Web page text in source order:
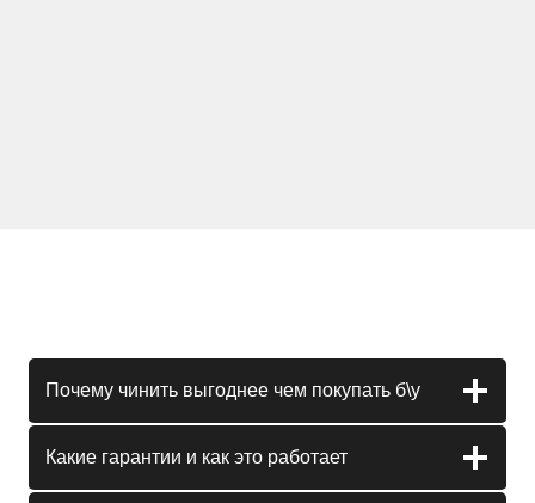
Почему чинить выгоднее чем покупать б\у
Какие гарантии и как это работает